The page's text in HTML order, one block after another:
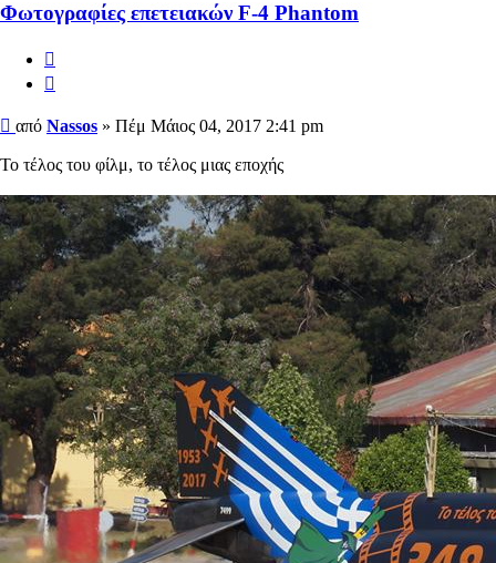
Φωτογραφίες επετειακών F-4 Phantom
Δημοσίευση
από Nassos » Πέμ Μάιος 04, 2017 2:41 pm
Το τέλος του φίλμ, το τέλος μιας εποχής